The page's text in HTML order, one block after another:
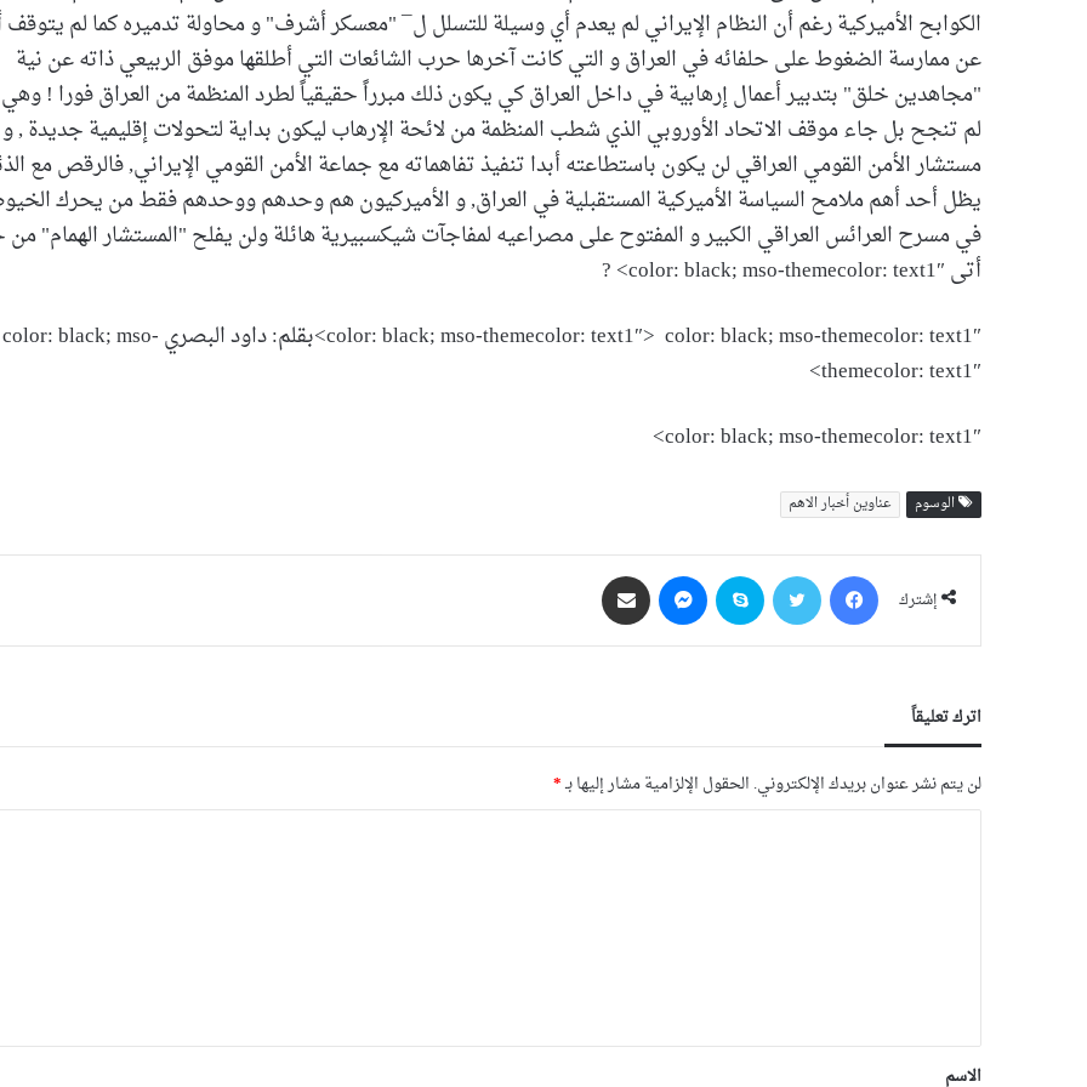
الكوابح الأميركية رغم أن النظام الإيراني لم يعدم أي وسيلة للتسلل ل¯ "معسكر أشرف" و محاولة تدميره كما لم يتوقف
عن ممارسة الضغوط على حلفائه في العراق و التي كانت آخرها حرب الشائعات التي أطلقها موفق الربيعي ذاته عن نية
"مجاهدين خلق" بتدبير أعمال إرهابية في داخل العراق كي يكون ذلك مبرراً حقيقياً لطرد المنظمة من العراق فورا ! وهي
لم تنجح بل جاء موقف الاتحاد الأوروبي الذي شطب المنظمة من لائحة الإرهاب ليكون بداية لتحولات إقليمية جديدة , و
مستشار الأمن القومي العراقي لن يكون باستطاعته أبدا تنفيذ تفاهماته مع جماعة الأمن القومي الإيراني, فالرقص مع
يظل أحد أهم ملامح السياسة الأميركية المستقبلية في العراق, و الأميركيون هم وحدهم ووحدهم فقط من يحرك
في مسرح العرائس العراقي الكبير و المفتوح على مصراعيه لمفاجآت شيكسبيرية هائلة ولن يفلح "المستشار الهمام"
أتى color: black; mso-themecolor: text1″> ?
color: black; mso-themecolor: text1″>
color: black; mso-themecolor: text1″>بقلم: داود البصري color: black; mso-
themecolor: text1″>
color: black; mso-themecolor: text1″>
الوسوم عناوین أخبار الاهم
إشترك
فيسبوك سكايب ماسنجر
اترك تعليقاً
لن يتم نشر عنوان بريدك الإلكتروني. الحقول الإلزامية مشار إليها بـ*
الاسم